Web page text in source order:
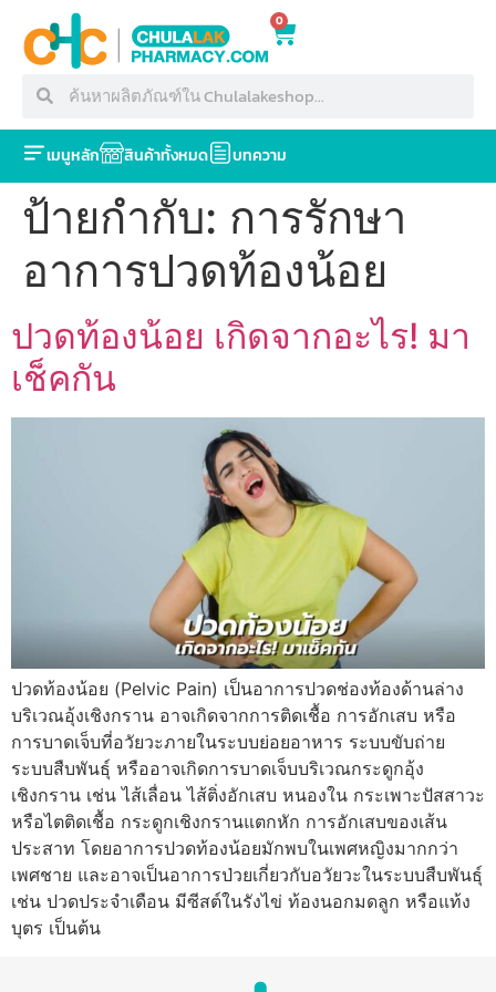
0
เมนูหลัก สินค้าทั้งหมด บทความ
ป้ายกำกับ: การรักษา
อาการปวดท้องน้อย
ปวดท้องน้อย เกิดจากอะไร! มา
เช็คกัน
ปวดท้องน้อย (Pelvic Pain) เป็นอาการปวดช่องท้องด้านล่าง
บริเวณอุ้งเชิงกราน อาจเกิดจากการติดเชื้อ การอักเสบ หรือ
การบาดเจ็บที่อวัยวะภายในระบบย่อยอาหาร ระบบขับถ่าย
ระบบสืบพันธุ์ หรืออาจเกิดการบาดเจ็บบริเวณกระดูกอุ้ง
เชิงกราน เช่น ไส้เลื่อน ไส้ติ่งอักเสบ หนองใน กระเพาะปัสสาวะ
หรือไตติดเชื้อ กระดูกเชิงกรานแตกหัก การอักเสบของเส้น
ประสาท โดยอาการปวดท้องน้อยมักพบในเพศหญิงมากกว่า
เพศชาย และอาจเป็นอาการป่วยเกี่ยวกับอวัยวะในระบบสืบพันธุ์
เช่น ปวดประจำเดือน มีซีสต์ในรังไข่ ท้องนอกมดลูก หรือแท้ง
บุตร เป็นต้น